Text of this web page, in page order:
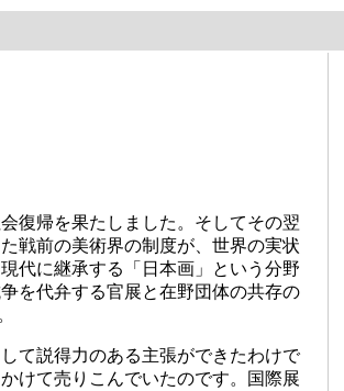
復帰を果たしました。そしてその翌
戦前の美術界の制度が、世界の実状
代に継承する「日本画」という分野
を代弁する官展と在野団体の共存の
。
て説得力のある主張ができたわけで
けて売りこんでいたのです。国際展